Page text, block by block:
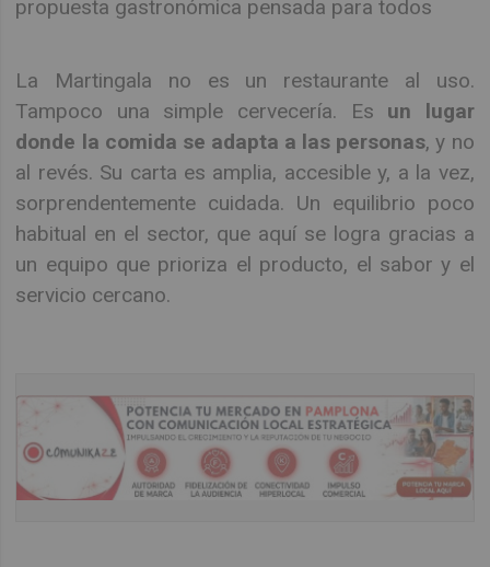
propuesta gastronómica pensada para todos
La Martingala no es un restaurante al uso.
Tampoco una simple cervecería. Es un lugar
donde la comida se adapta a las personas, y no
al revés. Su carta es amplia, accesible y, a la vez,
sorprendentemente cuidada. Un equilibrio poco
habitual en el sector, que aquí se logra gracias a
un equipo que prioriza el producto, el sabor y el
servicio cercano.